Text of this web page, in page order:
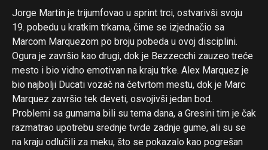
Jorge Martin je trijumfovao u sprint trci, ostvarivši svoju
19. pobedu u kratkim trkama, čime se izjednačio sa
Marcom Marquezom po broju pobeda u ovoj disciplini.
Ogura je završio kao drugi, dok je Bezzecchi zauzeo treće
mesto i bio vidno emotivan na kraju trke. Alex Marquez je
bio najbolji Ducati vozač na četvrtom mestu, dok je Marc
Marquez završio tek deveti, osvojivši jedan bod.
Problemi sa gumama bili su tema dana, a Gresini tim je čak
razmatrao upotrebu srednje tvrde zadnje gume, ali su se
na kraju odlučili za meku, što se pokazalo kao pogrešan